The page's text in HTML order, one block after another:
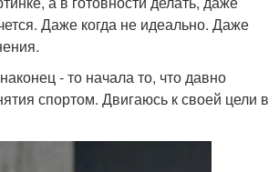
Даже когда не идеально. Даже
- то начала то, что давно
спортом. Двигаюсь к своей цели в